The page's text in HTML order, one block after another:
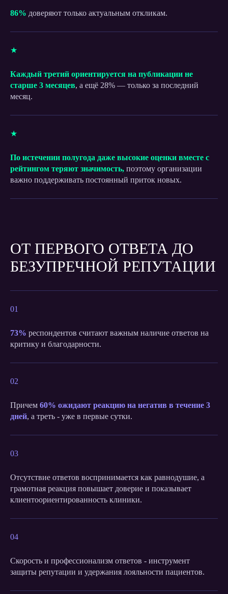
86% доверяют только актуальным откликам.
★
Каждый третий ориентируется на публикации не
старше 3 месяцев, а ещё 28% — только за последний
месяц.
★
По истечении полугода даже высокие оценки вместе с
рейтингом теряют значимость, поэтому организации
важно поддерживать постоянный приток новых.
ОТ ПЕРВОГО ОТВЕТА ДО
БЕЗУПРЕЧНОЙ РЕПУТАЦИИ
01
73% респондентов считают важным наличие ответов на
критику и благодарности.
02
Причем 60% ожидают реакцию на негатив в течение 3
дней, а треть - уже в первые сутки.
03
Отсутствие ответов воспринимается как равнодушие, а
грамотная реакция повышает доверие и показывает
клиентоориентированность клиники.
04
Скорость и профессионализм ответов - инструмент
защиты репутации и удержания лояльности пациентов.
Оставить заявку
Оставьте заявку ниже и получите
эффективную систему мониторинга